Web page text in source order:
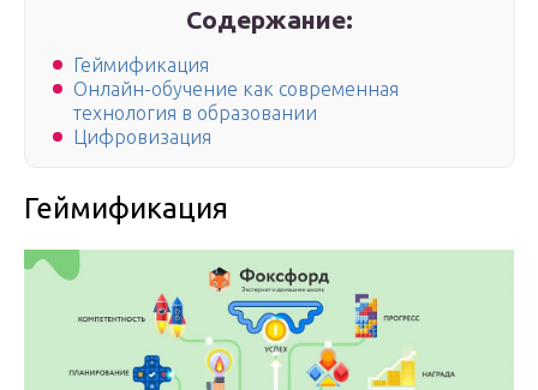
Содержание:
Геймификация
Онлайн-обучение как современная
технология в образовании
Цифровизация
Геймификация